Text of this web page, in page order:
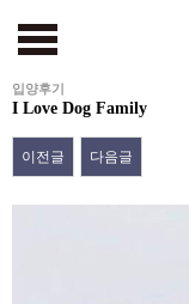
서울본점 건대점
입양후기
I Love Dog Family
이전글 다음글